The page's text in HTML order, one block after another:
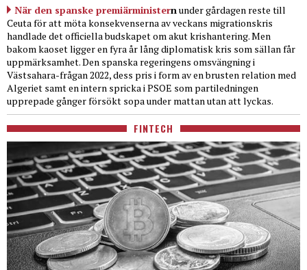
När den spanske premiärministern under gårdagen reste till
Ceuta för att möta konsekvenserna av veckans migrationskris
handlade det officiella budskapet om akut krishantering. Men
bakom kaoset ligger en fyra år lång diplomatisk kris som sällan får
uppmärksamhet. Den spanska regeringens omsvängning i
Västsahara-frågan 2022, dess pris i form av en brusten relation med
Algeriet samt en intern spricka i PSOE som partiledningen
upprepade gånger försökt sopa under mattan utan att lyckas.
FINTECH